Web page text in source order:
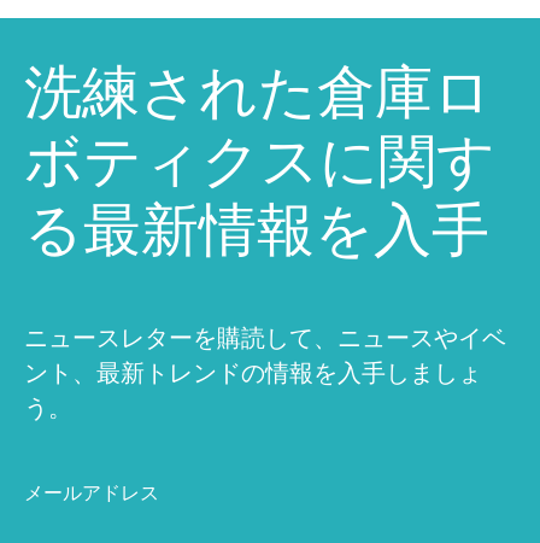
洗練された倉庫ロ
ボティクスに関す
る最新情報を入手
ニュースレターを購読して、ニュースやイベ
ント、最新トレンドの情報を入手しましょ
う。
メールアドレス